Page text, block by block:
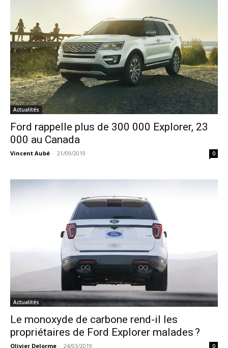
Actualités
Ford rappelle plus de 300 000 Explorer, 23
000 au Canada
Vincent Aubé - 21/09/2019 0
Actualités
Le monoxyde de carbone rend-il les
propriétaires de Ford Explorer malades ?
Olivier Delorme - 24/03/2019 0